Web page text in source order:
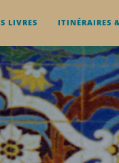
LIVRES ITINÉRAIRES